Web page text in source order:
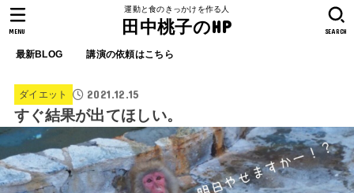
運動と食のきっかけを作る人
田中桃子のHP
最新BLOG 講演の依頼はこちら
SEARCH
MENU
ダイエット 2021.12.15
すぐ結果が出てほしい。